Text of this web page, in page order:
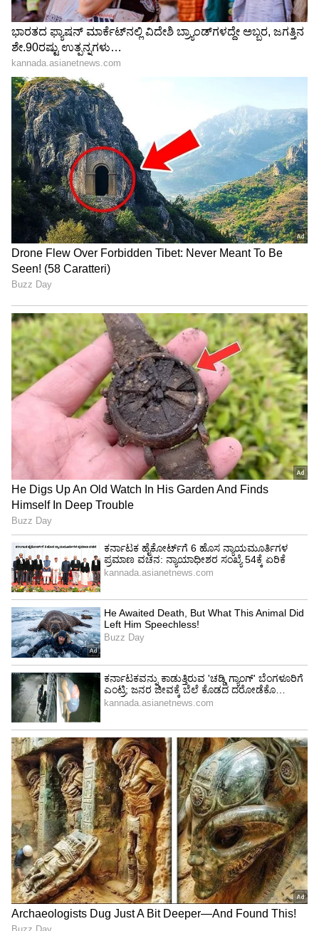
ಮಂಗಳೂರು ವಿಮಾನ ನಿಲ್ದಾಣಕ್ಕೆ ರಾಮೇಶ್ವರಂ ಕೆಫೆ
ಮಾದರಿಯಲ್ಲಿ ಬಾಂಬ್‌ ಬೆದರಿಕೆ ಸಂದೇಶ
ಆದ್ರೆ ಅದರಲ್ಲೂ ರಾಜಕೀಯ ಲಾಭ ಪಡೆಯುವ ಪ್ರಯತ್ನ
ಆಗುತ್ತಿದೆ.‌ ದೇಶದ ಆಡಳಿತ ನಡೆಸುವವರು ರಾಜಧರ್ಮ
ಪಾಲನೆ ಮಾಡಬೇಕು. ಮಂಗಳೂರಿನಂತಹ ಸೂಕ್ಷ್ಮ ಪ್ರದೇಶದಲ್ಲಿ
ರಸ್ತೆಯಲ್ಲಿ ಪ್ರತಿಭಟನೆ ನಡೆಸೋದು ಸರಿಯಲ್ಲ. ಇದು
ಸಿದ್ದರಾಮಯ್ಯ, ಕರ್ನಾಟಕ ಸರ್ಕಾರ, ಮಂಗಳೂರು
ಜಿಲ್ಲಾಧಿಕಾರಿ ಮಾಡಬೇಕಾದ ಕೆಲಸವ..? ಕೆಸರು ನೀರಿನಲ್ಲಿ
ಮೀನು ಹಿಡಿಯುವ ಪ್ರಯತ್ನವನ್ನು ಇವರು ಮಾಡುತ್ತಿದ್ದಾರೆ.
ಯಾವ ದೇಶದಲ್ಲೂ ಅಲ್ಲಿನ ಅಲ್ಪಸಂಖ್ಯಾತ ಮೇಲೆ ದೌರ್ಜನ್ಯ
ಆಗುತ್ತೋ ಅದನ್ನು ನಾನೂ ಕೂಡಾ ಖಂಡಿಸುತ್ತೇನೆ.
ಬಾಂಗ್ಲಾದೇಶದ ದೌರ್ಜನ್ಯಕ್ಕೂ ನಾನು ಖಂಡಾತುಂಡವಾಗಿ
ವಿರೋಧಿಸುತ್ತೇನೆ ಎಂದಿದ್ದರು.
ಶಾಕಿಂಗ್ ಚರ್ಚೆ!
LATEST VIDEOS
"ರಾಜಕೀಯ ಬೇಡ, ಸಿನಿಮಾನೇ ಪ್ರಾಣ":
ಕನಕೋತ್ಸವದಲ್ಲಿ ರಿಷಬ್ ಶೆಟ್ಟಿ | Rishab
Shetty speech | Suvarna News
ಶೇ.50 ರಿಂದ ಶೇ.18 ಕ್ಕೆ TAX ಇಳಿಕೆ: ಮೋದಿ-
ಟ್ರಂಪ್ ಐತಿಹಾಸಿಕ ಒಪ್ಪಂದ | India US
Trade Deal | Party Rounds